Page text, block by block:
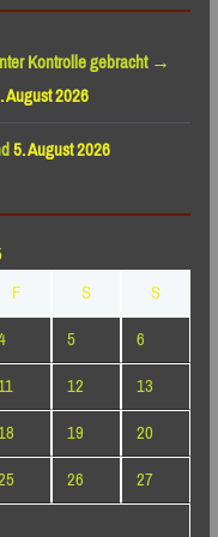
Kontrolle gebracht →
August 2026
5. August 2026
F S
S
5
6
12
13
19
20
26
27